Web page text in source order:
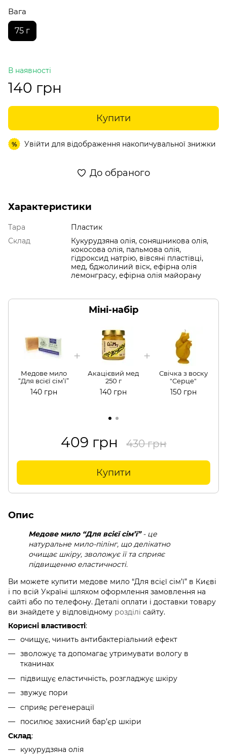
Вага
75 г
В наявності
140 грн
Купити
% Увійти для відображення накопичувальної знижки
До обраного
Характеристики
Тара
Пластик
Склад
Кукурудзяна олія, соняшникова олія,
кокосова олія, пальмова олія,
гідроксид натрію, вівсяні пластівці,
мед, бджолиний віск, ефірна олія
лемонграсу, ефірна олія майорану
Міні-набір
Медове мило
“Для всієї сім’ї”
140 грн
Акацієвий мед
250 г
140 грн
Свічка з воску
"Серце"
150 грн
409 грн 430 грн
Купити
Опис
Медове мило “Для всієї сім’ї”- це
натуральне мило-пілінг, що делікатно
очищає шкіру, зволожує її та сприяє
підвищенню еластичності.
Ви можете купити медове мило “Для всієї сім’ї” в Києві
і по всій Україні шляхом оформлення замовлення на
сайті або по телефону. Деталі оплати і доставки товару
ви знайдете у відповідному розділі сайту.
Корисні властивості:
очищує, чинить антибактеріальний ефект
зволожує та допомагає утримувати вологу в
тканинах
підвищує еластичність, розгладжує шкіру
звужує пори
сприяє регенерації
посилює захисний бар’єр шкіри
Склад:
кукурудзяна олія